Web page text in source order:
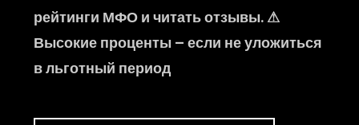
рейтинги МФО и читать отзывы. ⚠
Высокие проценты – если не уложиться
в льготный период